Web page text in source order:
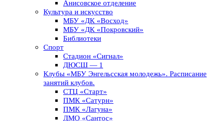
Анисовское отделение
Культура и искусство
МБУ «ДК «Восход»
МБУ «ДК «Покровский»
Библиотеки
Спорт
Стадион «Сигнал»
ДЮСШ — 1
Клубы «МБУ Энгельсская молодежь». Расписание
занятий клубов.
СТЦ «Старт»
ПМК «Сатурн»
ПМК «Лагуна»
ДМО «Сантос»